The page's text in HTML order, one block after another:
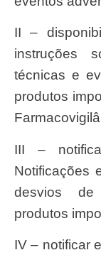
II – disponibilizar aos pacientes e usuários
instruções
técnicas e
produtos
III – notificar, por meio do Sistema de
Notificações
desvios de
produtos
IV – notificar eventos adversos associados aos